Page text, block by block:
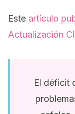
Este artículo
Actualización
El déficit